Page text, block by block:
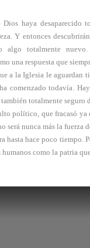
Dios haya desaparecido
Y entonces
algo totalmente nuevo.
una respuesta que
a la Iglesia le aguardan
comenzado todavía.
totalmente seguro
político, que fracasó ya
será nunca más la fuerza
hasta hace poco tiempo.
humanos como la patria